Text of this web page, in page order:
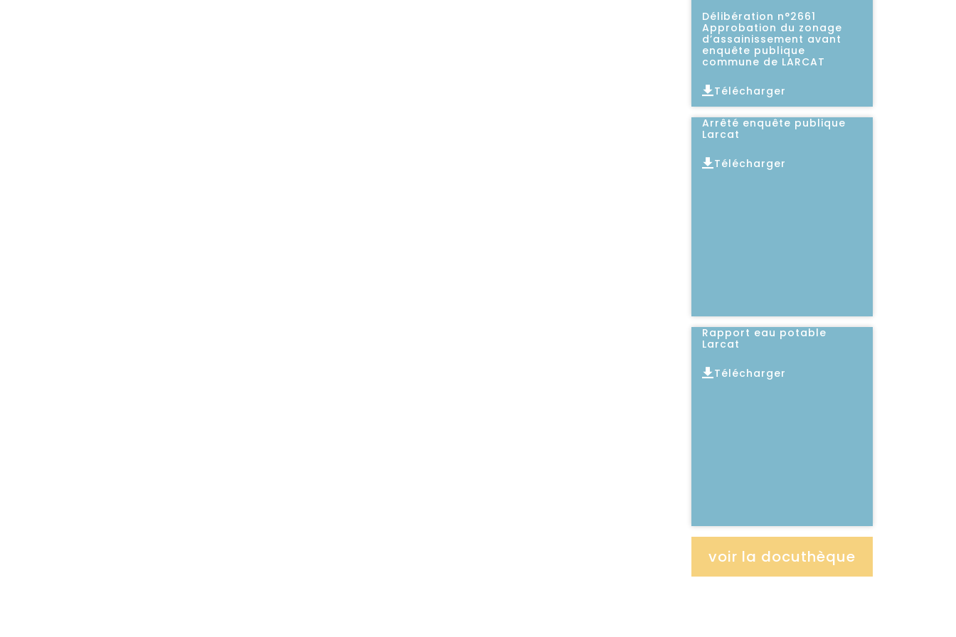
Délibération n°2661
Approbation du zonage
d’assainissement avant
enquête publique
commune de LARCAT
Télécharger
Lire l'article
Arrêté enquête publique
Larcat
Télécharger
Rapport eau potable
Larcat
Télécharger
voir la docuthèque